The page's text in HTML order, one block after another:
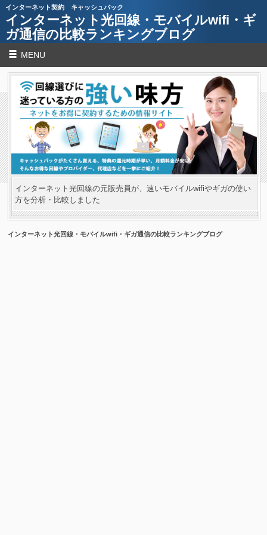
インターネット契約 キャッシュバック
インターネット光回線・モバイルwifi・ギ
ガ通信の比較ランキングブログ
MENU
インターネット光回線の元販売員が、速いモバイルwifiやギガの使い
方を分析・比較しました
インターネット光回線・モバイルwifi・ギガ通信の比較ランキングブログ